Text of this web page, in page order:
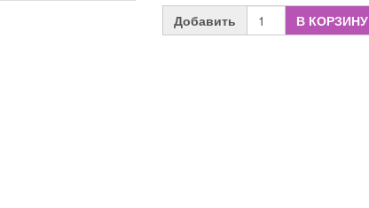
Добавить В КОРЗИНУ